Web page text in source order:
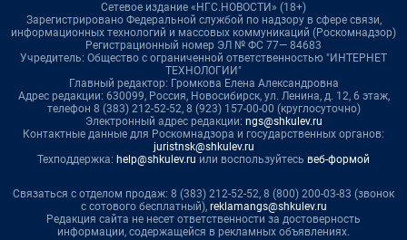
Сетевое издание «НГС.НОВОСТИ» (18+)
Зарегистрировано Федеральной службой по надзору в сфере связи,
информационных технологий и массовых коммуникаций (Роскомнадзор)
Регистрационный номер ЭЛ № ФС 77— 84683
Учредитель: Общество с ограниченной ответственностью "ИНТЕРНЕТ
ТЕХНОЛОГИИ"
Главный редактор: Громкова Елена Александровна
Адрес редакции: 630099, Россия, Новосибирск, ул. Ленина, д. 12, 6 этаж,
телефон 8 (383) 212-52-52, 8 (923) 157-00-00 (круглосуточно)
Электронный адрес редакции: ngs@shkulev.ru
Контактные данные для Роскомнадзора и государственных органов:
juristnsk@shkulev.ru
Техподдержка: help@shkulev.ru или воспользуйтесь веб-формой
Связаться с отделом продаж: 8 (383) 212-52-52, 8 (800) 200-03-83 (звонок
с сотового бесплатный), reklamangs@shkulev.ru
Редакция сайта не несет ответственности за достоверность
информации, содержащейся в рекламных объявлениях.